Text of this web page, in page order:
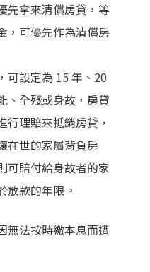
先拿來清償房貸，等
，可優先作為清償房
可設定為 15 年、20
、全殘或身故，房貸
理賠來抵銷房貸，
在世的家屬背負房
可賠付給身故者的家
放款的年限。
無法按時繳本息而遭